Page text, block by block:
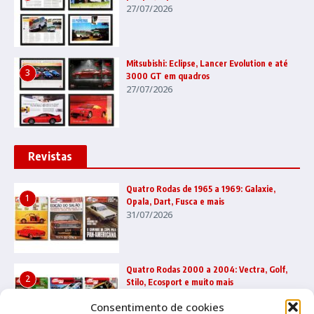
Consentimento de cookies
27/07/2026
3
Mitsubishi: Eclipse, Lancer Evolution e até
3000 GT em quadros
27/07/2026
Revistas
1
Quatro Rodas de 1965 a 1969: Galaxie,
Opala, Dart, Fusca e mais
31/07/2026
2
Quatro Rodas 2000 a 2004: Vectra, Golf,
Stilo, Ecosport e muito mais